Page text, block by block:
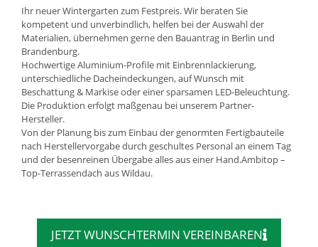
Ihr neuer Wintergarten zum Festpreis. Wir beraten Sie
kompetent und unverbindlich, helfen bei der Auswahl der
Materialien, übernehmen gerne den Bauantrag in Berlin und
Brandenburg.
Hochwertige Aluminium-Profile mit Einbrennlackierung,
unterschiedliche Dacheindeckungen, auf Wunsch mit
Beschattung & Markise oder einer sparsamen LED-Beleuchtung.
Die Produktion erfolgt maßgenau bei unserem Partner-
Hersteller.
Von der Planung bis zum Einbau der genormten Fertigbauteile
nach Herstellervorgabe durch geschultes Personal an einem Tag
und der besenreinen Übergabe alles aus einer Hand.Ambitop –
Top-Terrassendach aus Wildau.
JETZT WUNSCHTERMIN VEREINBAREN